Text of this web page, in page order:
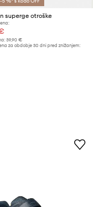
superge otroške
39,90 €
za obdobje 30 dni pred znižanjem: